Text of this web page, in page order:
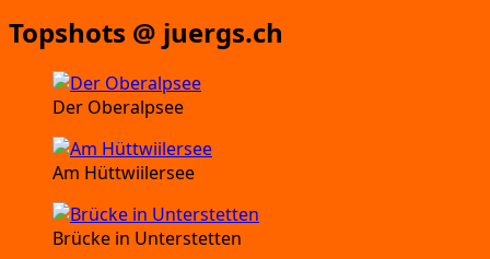
Topshots @ juergs.ch
Der Oberalpsee
Am Hüttwiilersee
Brücke in Unterstetten